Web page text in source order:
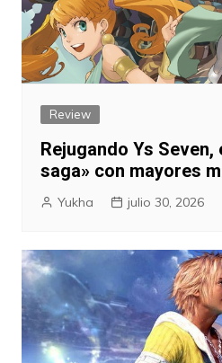
Review
Rejugando Ys Seven,
saga» con mayores
Yukha julio 30, 2026